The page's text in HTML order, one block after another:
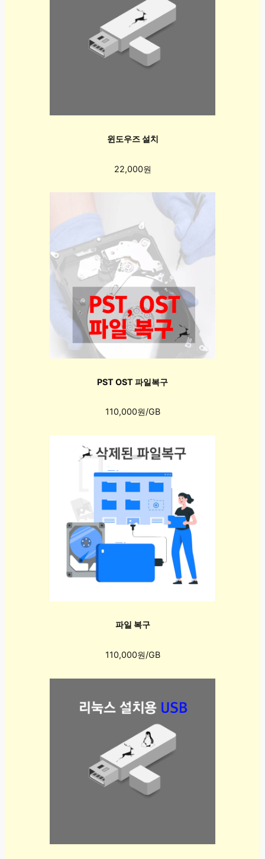
윈도우즈 설치
22,000원
PST OST 파일복구
110,000원/GB
파일 복구
110,000원/GB